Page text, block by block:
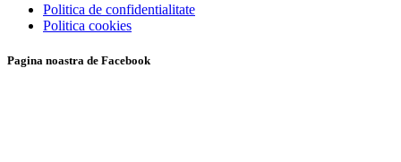
Politica de confidentialitate
Politica cookies
Pagina noastra de Facebook